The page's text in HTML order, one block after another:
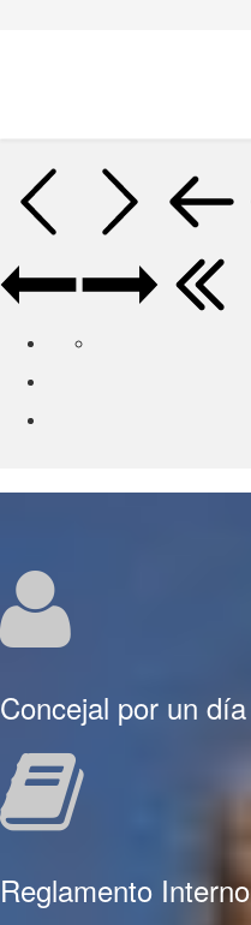
Concejal por un día
Reglamento Interno